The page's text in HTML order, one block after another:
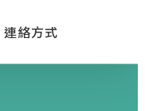
連絡方式